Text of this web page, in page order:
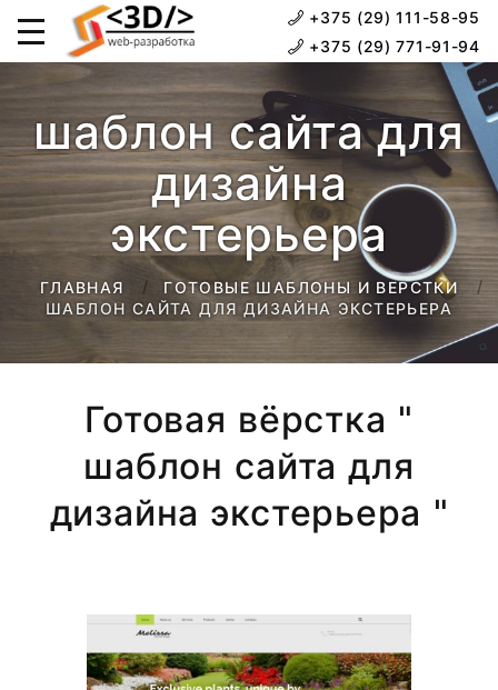
+375 (29) 111-58-95
+375 (29) 771-91-94
шаблон сайта для
дизайна
экстерьера
ГЛАВНАЯ
ГОТОВЫЕ ШАБЛОНЫ И ВЕРСТКИ
ШАБЛОН САЙТА ДЛЯ ДИЗАЙНА ЭКСТЕРЬЕРА
Готовая вёрстка "
шаблон сайта для
дизайна экстерьера "